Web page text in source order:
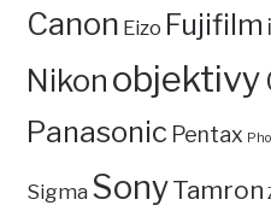
Canon Eizo Fujifilm
Nikon objektivy
Panasonic Pentax
Sigma SonyTamron